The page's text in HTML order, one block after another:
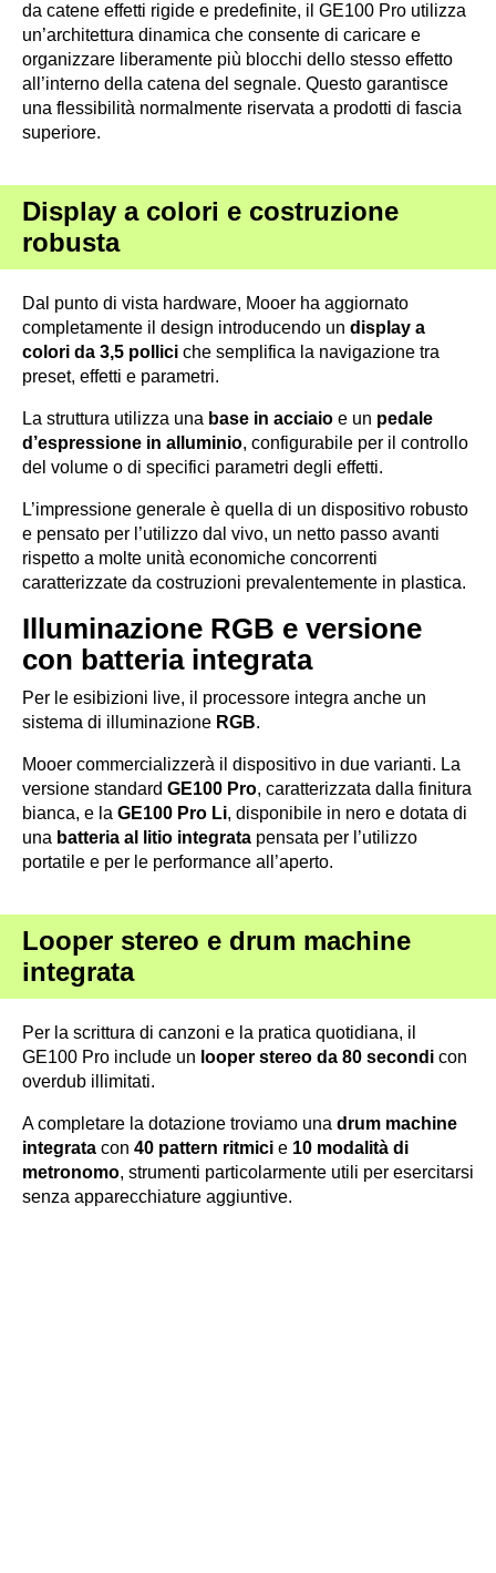
da catene effetti rigide e predefinite, il GE100 Pro utilizza
un’architettura dinamica che consente di caricare e
organizzare liberamente più blocchi dello stesso effetto
all’interno della catena del segnale. Questo garantisce
una flessibilità normalmente riservata a prodotti di fascia
superiore.
Display a colori e costruzione
robusta
Dal punto di vista hardware, Mooer ha aggiornato
completamente il design introducendo un display a
colori da 3,5 pollici che semplifica la navigazione tra
preset, effetti e parametri.
La struttura utilizza una base in acciaio e un pedale
d’espressione in alluminio, configurabile per il controllo
del volume o di specifici parametri degli effetti.
L’impressione generale è quella di un dispositivo robusto
e pensato per l’utilizzo dal vivo, un netto passo avanti
rispetto a molte unità economiche concorrenti
caratterizzate da costruzioni prevalentemente in plastica.
Illuminazione RGB e versione
con batteria integrata
Per le esibizioni live, il processore integra anche un
sistema di illuminazione RGB.
Mooer commercializzerà il dispositivo in due varianti. La
versione standard GE100 Pro, caratterizzata dalla finitura
bianca, e la GE100 Pro Li, disponibile in nero e dotata di
una batteria al litio integrata pensata per l’utilizzo
portatile e per le performance all’aperto.
Looper stereo e drum machine
integrata
Per la scrittura di canzoni e la pratica quotidiana, il
GE100 Pro include un looper stereo da 80 secondi con
overdub illimitati.
A completare la dotazione troviamo una drum machine
integrata con 40 pattern ritmici e 10 modalità di
metronomo, strumenti particolarmente utili per esercitarsi
senza apparecchiature aggiuntive.